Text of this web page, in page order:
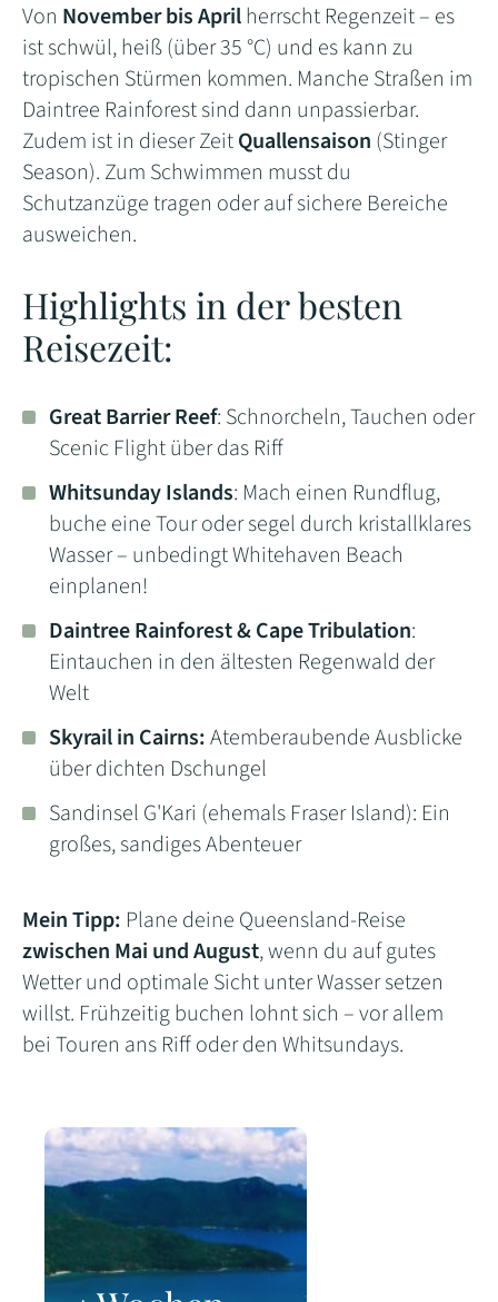
Von November bis Aprilherrscht Regenzeit – es
ist schwül, heiß (über 35 °C) und es kann zu
tropischen Stürmen kommen. Manche Straßen im
Daintree Rainforest sind dann unpassierbar.
Zudem ist in dieser ZeitQuallensaison (Stinger
Season). Zum Schwimmen musst du
Schutzanzüge tragen oder auf sichere Bereiche
ausweichen.
Highlights in der besten
Reisezeit:
Great Barrier Reef: Schnorcheln, Tauchen oder
Scenic Flight über das Riff
Whitsunday Islands: Mach einen Rundflug,
buche eine Tour oder segel durch kristallklares
Wasser – unbedingt Whitehaven Beach
einplanen!
Daintree Rainforest & Cape Tribulation:
Eintauchen in den ältesten Regenwald der
Welt
Skyrail in Cairns:Atemberaubende Ausblicke
über dichten Dschungel
Sandinsel G'Kari (ehemals Fraser Island): Ein
großes, sandiges Abenteuer
Mein Tipp: Plane deine Queensland-Reise
zwischen Mai und August, wenn du auf gutes
Wetter und optimale Sicht unter Wasser setzen
willst. Frühzeitig buchen lohnt sich – vor allem
bei Touren ans Riff oder den Whitsundays.